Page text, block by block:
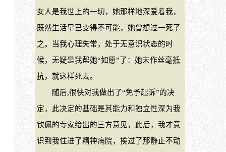
女人是我世上的一切，她那样地深爱着我，
既然生活早已变得不可能，她曾想过一死了
之。当我心理失常，处于无意识状态的时
候，无疑是我帮她“如愿”了：她未作丝毫抵
抗，就这样死去。
随后,很快对我做出了“免予起诉”的决
定，此决定的基础是其能力和独立性深为我
钦佩的专家给出的三方意见，此后，我才意
识到我住进了精神病院，挨过了那静止不动